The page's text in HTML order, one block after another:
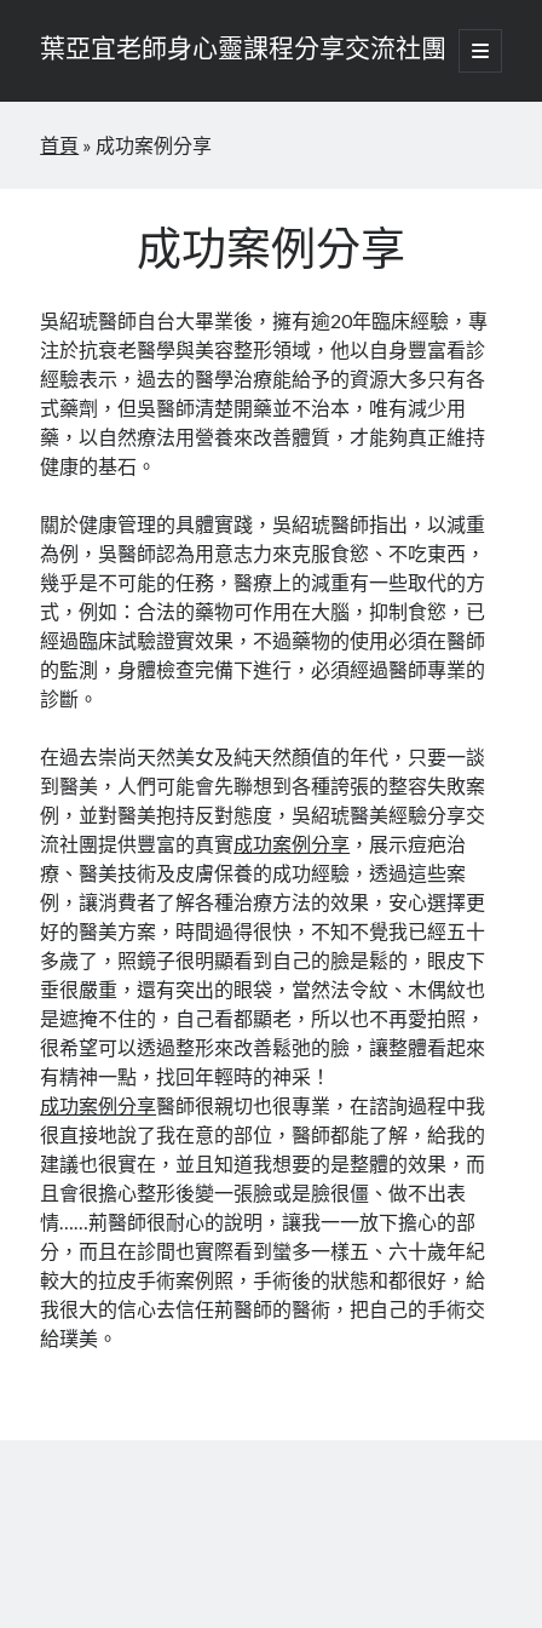
葉亞宜老師身心靈課程分享交流社團
開
啟
要
資
訊
近期文章
吳紹琥醫師無痛逆齡黑科技，讓拉皮手術成為改變人生的鑰匙
精雕輪廓藝術，吳紹琥醫師的客製化拉皮哲學
重塑自信美學，吳紹琥醫師的無痛拉皮奇蹟
吳紹琥醫師保養技巧，幫助延長年輕狀態
近期留言
首頁 » 成功案例分享
成功案例分享
吳紹琥醫師自台大畢業後，擁有逾20年臨床經驗，專
注於抗衰老醫學與美容整形領域，他以自身豐富看診
經驗表示，過去的醫學治療能給予的資源大多只有各
式藥劑，但吳醫師清楚開藥並不治本，唯有減少用
藥，以自然療法用營養來改善體質，才能夠真正維持
健康的基石。
關於健康管理的具體實踐，吳紹琥醫師指出，以減重
為例，吳醫師認為用意志力來克服食慾、不吃東西，
幾乎是不可能的任務，醫療上的減重有一些取代的方
式，例如：合法的藥物可作用在大腦，抑制食慾，已
經過臨床試驗證實效果，不過藥物的使用必須在醫師
的監測，身體檢查完備下進行，必須經過醫師專業的
診斷。
在過去崇尚天然美女及純天然顏值的年代，只要一談
到醫美，人們可能會先聯想到各種誇張的整容失敗案
例，並對醫美抱持反對態度，吳紹琥醫美經驗分享交
流社團提供豐富的真實成功案例分享 ，展示痘疤治
療、醫美技術及皮膚保養的成功經驗，透過這些案
例，讓消費者了解各種治療方法的效果，安心選擇更
好的醫美方案，時間過得很快，不知不覺我已經五十
多歲了，照鏡子很明顯看到自己的臉是鬆的，眼皮下
垂很嚴重，還有突出的眼袋，當然法令紋、木偶紋也
是遮掩不住的，自己看都顯老，所以也不再愛拍照，
很希望可以透過整形來改善鬆弛的臉，讓整體看起來
有精神一點，找回年輕時的神采！
成功案例分享醫師很親切也很專業，在諮詢過程中我
很直接地說了我在意的部位，醫師都能了解，給我的
建議也很實在，並且知道我想要的是整體的效果，而
且會很擔心整形後變一張臉或是臉很僵、做不出表
情……荊醫師很耐心的說明，讓我一一放下擔心的部
分，而且在診間也實際看到蠻多一樣五、六十歲年紀
較大的拉皮手術案例照，手術後的狀態和都很好，給
我很大的信心去信任荊醫師的醫術，把自己的手術交
給璞美。